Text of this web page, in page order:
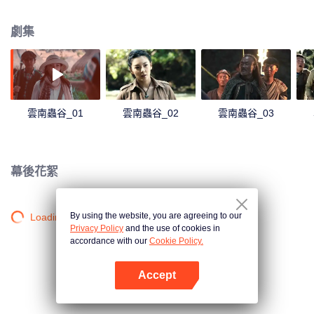
劇集
雲南蟲谷_01 雲南蟲谷_02 雲南蟲谷_03
幕後花絮
Loading…By using the website, you are agreeing to our
Privacy Policy and the use of cookies in
accordance with our Cookie Policy.
Accept